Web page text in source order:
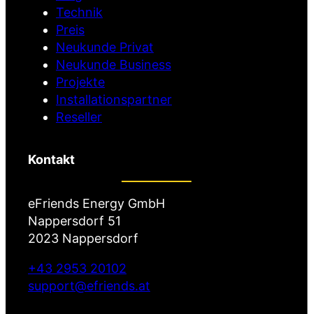
Technik
Preis
Neukunde Privat
Neukunde Business
Projekte
Installationspartner
Reseller
Kontakt
eFriends Energy GmbH
Nappersdorf 51
2023 Nappersdorf
+43 2953 20102
support@efriends.at